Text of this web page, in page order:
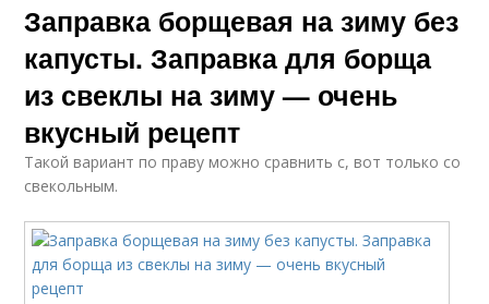
Заправка борщевая на зиму без
капусты. Заправка для борща
из свеклы на зиму — очень
вкусный рецепт
Такой вариант по праву можно сравнить с, вот только со
свекольным.